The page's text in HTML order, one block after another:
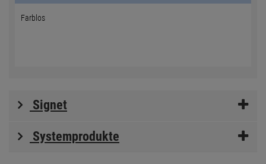
Farblos
Signet
Systemprodukte